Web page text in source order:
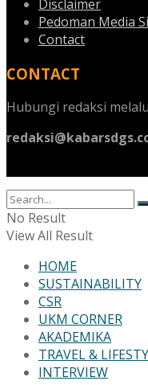
Disclaimer
Pedoman Media
Contact
CONTACT
Hubungi redaksi
No Result
View All Result
HOME
SUSTAINABILITY
CSR
UKM CORNER
AKADEMIKA
TRAVEL &
INTERVIEW